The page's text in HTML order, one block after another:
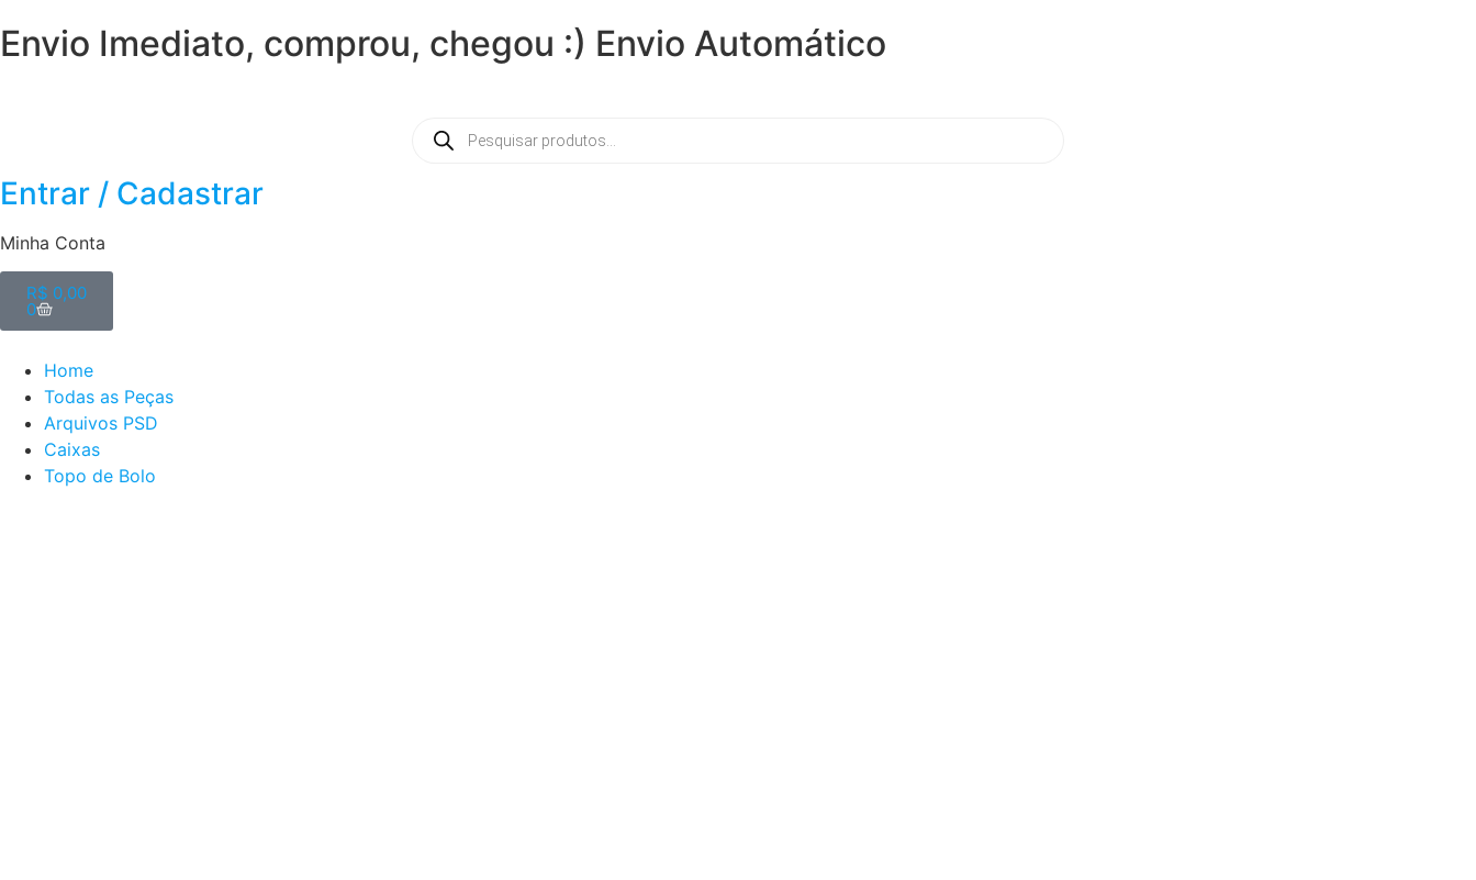
Envio Imediato, comprou, chegou :) Envio Automático
Entrar / Cadastrar
Minha Conta
R$ 0,00
0
Home
Todas as Peças
Arquivos PSD
Caixas
Topo de Bolo